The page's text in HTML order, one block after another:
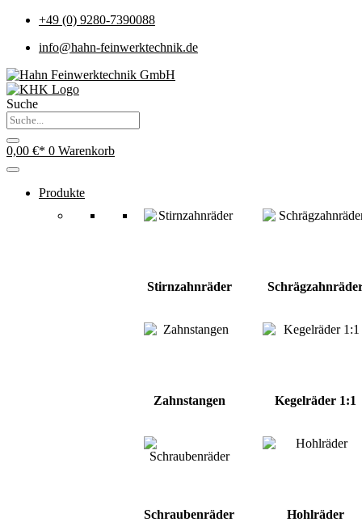
+49 (0) 9280-7390088
info@hahn-feinwerktechnik.de
Suche
0,00 € 0 Warenkorb
Produkte
Stirnzahnräder
Zahnstangen Kegelräder 1:1
Schraubenräder Hohlräder